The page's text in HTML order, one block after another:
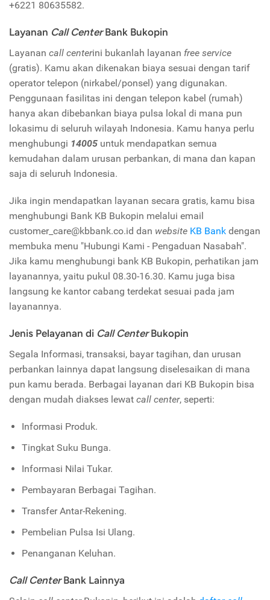
+6221 80635582.
Layanan Call CenterBank Bukopin
Layanan call centerini bukanlah layanan free service
(gratis). Kamu akan dikenakan biaya sesuai dengan tarif
operator telepon (nirkabel/ponsel) yang digunakan.
Penggunaan fasilitas ini dengan telepon kabel (rumah)
hanya akan dibebankan biaya pulsa lokal di mana pun
lokasimu di seluruh wilayah Indonesia. Kamu hanya perlu
menghubungi 14005 untuk mendapatkan semua
kemudahan dalam urusan perbankan, di mana dan kapan
saja di seluruh Indonesia.
Jika ingin mendapatkan layanan secara gratis, kamu bisa
menghubungi Bank KB Bukopin melalui email
customer_care@kbbank.co.id dan website KB Bank dengan
membuka menu "Hubungi Kami - Pengaduan Nasabah".
Jika kamu menghubungi bank KB Bukopin, perhatikan jam
layanannya, yaitu pukul 08.30-16.30. Kamu juga bisa
langsung ke kantor cabang terdekat sesuai pada jam
layanannya.
Jenis Pelayanan di Call CenterBukopin
Segala Informasi, transaksi, bayar tagihan, dan urusan
perbankan lainnya dapat langsung diselesaikan di mana
pun kamu berada. Berbagai layanan dari KB Bukopin bisa
dengan mudah diakses lewat call center, seperti:
Informasi Produk.
Tingkat Suku Bunga.
Informasi Nilai Tukar.
Pembayaran Berbagai Tagihan.
Transfer Antar-Rekening.
Pembelian Pulsa Isi Ulang.
Penanganan Keluhan.
Call CenterBank Lainnya